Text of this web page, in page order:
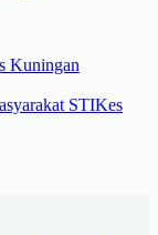
Kuningan
STIKes